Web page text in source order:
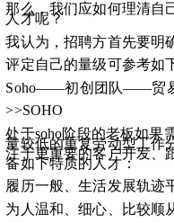
那么，我们应如何理清自
人才呢？
我认为，招聘方首先要明
评定自己的量级可参考如
Soho——初创团队——贸
>>SOHO
处于soho阶段的老板如果
量较低的重复劳动型工作
注于更重要的客户开发、
备如下特质的人才：
履历一般、生活发展轨迹
为人温和、细心、比较顺